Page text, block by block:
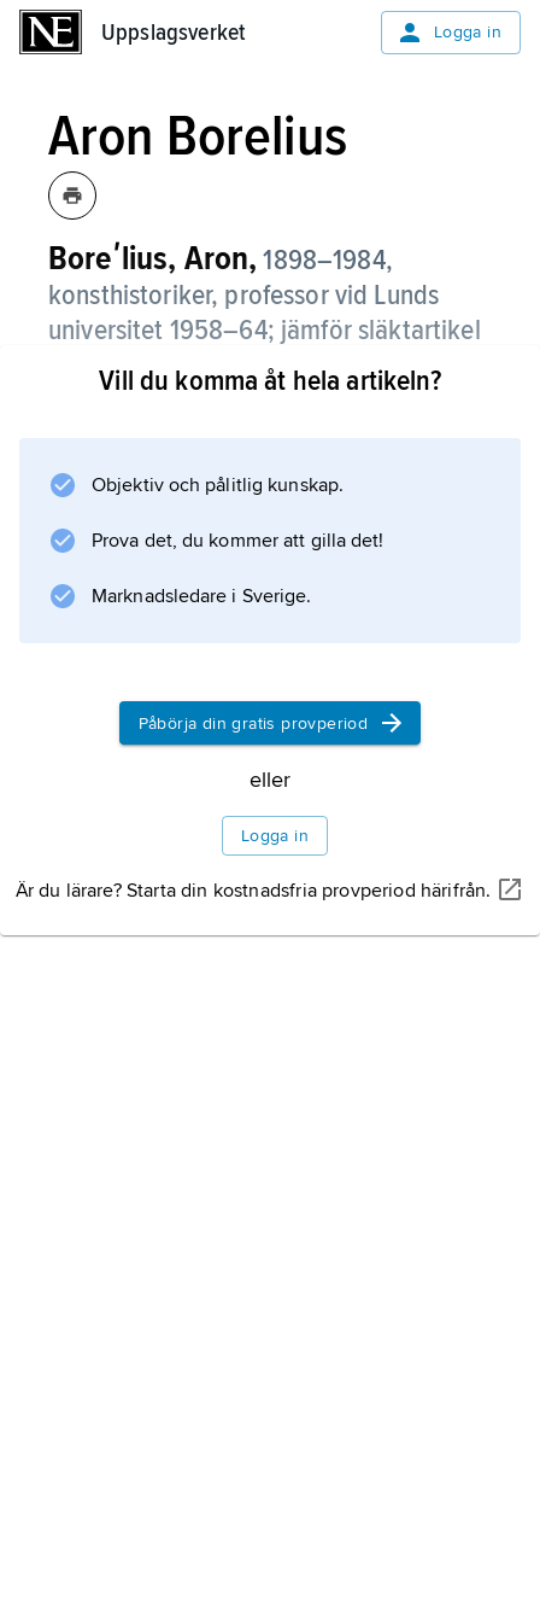
Uppslagsverket Logga in
Aron Borelius
Boreʹlius, Aron, 1898–1984,
konsthistoriker, professor vid Lunds
universitet 1958–64; jämför släktartikel
Borelius
utvecklade till ett av landets bästa och
kyrkomåleri i Sverige och i Velázquez konst.
Vill du komma åt hela artikeln?
Objektiv och pålitlig kunskap.
Prova det, du kommer att gilla det!
Marknadsledare i Sverige.
Påbörja din gratis provperiod
eller
Logga in
Är du lärare? Starta din kostnadsfria provperiod härifrån.